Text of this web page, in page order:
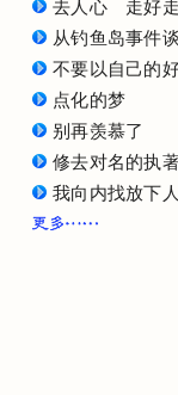
去人心 走好
从钓鱼岛事件
不要以自己的
点化的梦
别再羡慕了
修去对名的执
我向内找放下